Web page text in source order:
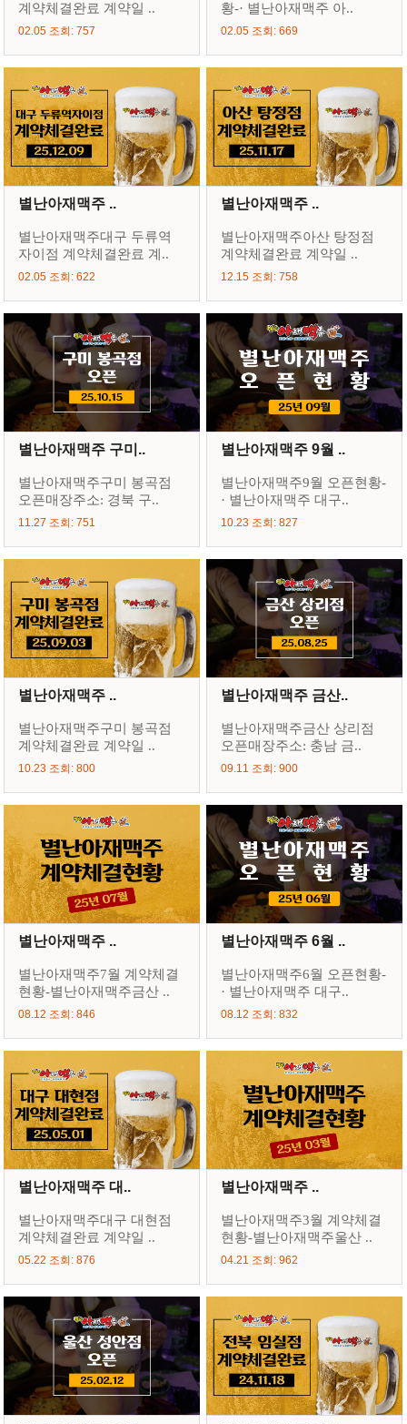
계약체결완료 계약일 ..
02.05 조회: 757
황-· 별난아재맥주 아..
02.05 조회: 669
별난아재맥주 ..
별난아재맥주대구 두류역
자이점 계약체결완료 계..
02.05 조회: 622
별난아재맥주 ..
별난아재맥주아산 탕정점
계약체결완료 계약일 ..
12.15 조회: 758
별난아재맥주 구미..
별난아재맥주구미 봉곡점
오픈매장주소: 경북 구..
11.27 조회: 751
별난아재맥주 9월 ..
별난아재맥주9월 오픈현황-
· 별난아재맥주 대구..
10.23 조회: 827
별난아재맥주 ..
별난아재맥주구미 봉곡점
계약체결완료 계약일 ..
10.23 조회: 800
별난아재맥주 금산..
별난아재맥주금산 상리점
오픈매장주소: 충남 금..
09.11 조회: 900
별난아재맥주 ..
별난아재맥주7월 계약체결
현황-별난아재맥주금산 ..
08.12 조회: 846
별난아재맥주 6월 ..
별난아재맥주6월 오픈현황-
· 별난아재맥주 대구..
08.12 조회: 832
별난아재맥주 대..
별난아재맥주대구 대현점
계약체결완료 계약일 ..
05.22 조회: 876
별난아재맥주 ..
별난아재맥주3월 계약체결
현황-별난아재맥주울산 ..
04.21 조회: 962